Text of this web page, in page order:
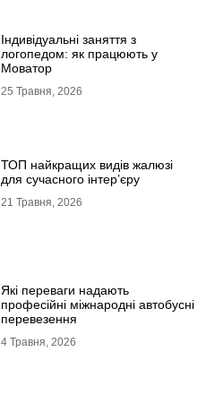
Індивідуальні заняття з
логопедом: як працюють у
Моватор
25 Травня, 2026
ТОП найкращих видів жалюзі
для сучасного інтер’єру
21 Травня, 2026
Які переваги надають
професійні міжнародні автобусні
перевезення
4 Травня, 2026